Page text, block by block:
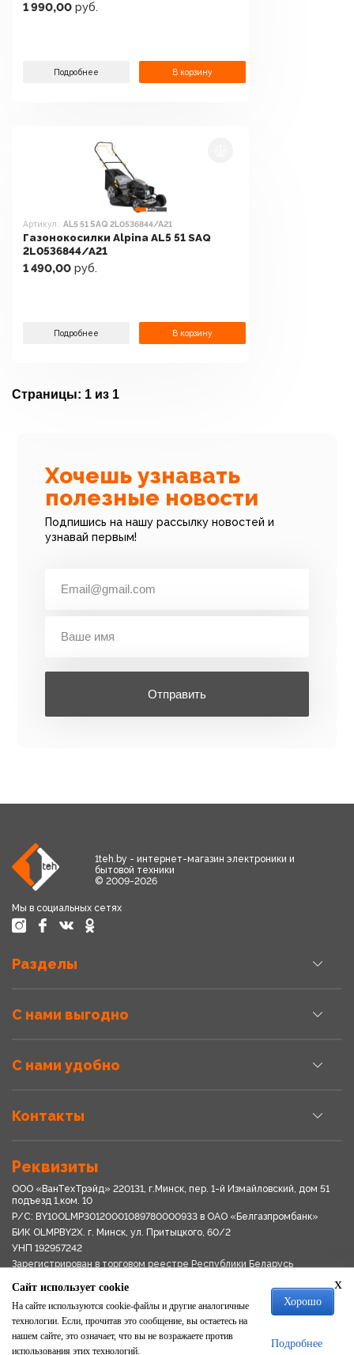
1 990,00 руб.
Подробнее В корзину
Артикул: AL5 51 SAQ 2L0536844/A21
Газонокосилки Alpina AL5 51 SAQ
2L0536844/A21
1 490,00 руб.
Подробнее В корзину
Страницы: 1 из 1
Хочешь узнавать
полезные новости
Подпишись на нашу рассылку новостей и
узнавай первым!
Отправить
1teh.by - интернет-магазин электроники и
бытовой техники
© 2009-2026
Мы в социальных сетях
Разделы
С нами выгодно
С нами удобно
Контакты
Реквизиты
ООО «ВанТехТрэйд» 220131, г.Минск, пер. 1-й Измайловский, дом 51
подъезд 1,ком. 10
Р/С: BY10OLMP30120001089780000933 в OАО «Белгазпромбанк»
БИК OLMPBY2X. г. Минск, ул. Притыцкого, 60/2
УНП 192957242
Зарегистрирован в торговом реестре Республики Беларусь
Свидетельство о регистрации № 192957242выдано 18.08.2017
Мингориспоплком
Политика обработки персональных данных
Положение о системе видеонаблюдения
Политика в отношении обработки файлов cookie
x
Сайт использует cookie
На сайте используются cookie-файлы и другие аналогичные
технологии. Если, прочитав это сообщение, вы остаетесь на
нашем сайте, это означает, что вы не возражаете против
использования этих технологий.
Хорошо
Подробнее